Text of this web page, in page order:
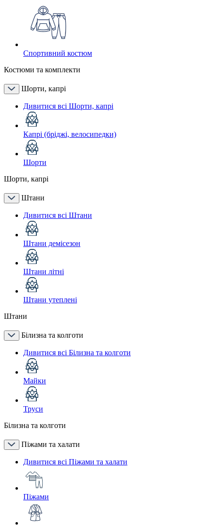
Спортивний костюм
Костюми та комплекти
Шорти, капрі
Дивитися всі Шорти, капрі
Капрі (бріджі, велосипедки)
Шорти
Шорти, капрі
Штани
Дивитися всі Штани
Штани демісезон
Штани літні
Штани утеплені
Штани
Білизна та колготи
Дивитися всі Білизна та колготи
Майки
Труси
Білизна та колготи
Піжами та халати
Дивитися всі Піжами та халати
Піжами